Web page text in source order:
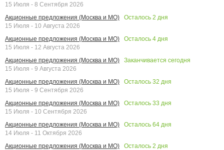
15 Июля - 8 Сентября 2026
Акционные предложения (Москва и МО)
Осталось 2 дня
15 Июля - 10 Августа 2026
Акционные предложения (Москва и МО)
Осталось 4 дня
15 Июля - 12 Августа 2026
Акционные предложения (Москва и МО)
Заканчивается сегодня
15 Июля - 9 Августа 2026
Акционные предложения (Москва и МО)
Осталось 32 дня
15 Июля - 9 Сентября 2026
Акционные предложения (Москва и МО)
Осталось 33 дня
15 Июля - 10 Сентября 2026
Акционные предложения (Москва и МО)
Осталось 64 дня
14 Июля - 11 Октября 2026
Акционные предложения (Москва и МО)
Осталось 2 дня